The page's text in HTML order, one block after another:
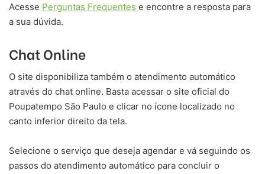
Acesse Perguntas Frequentes e encontre a resposta para
a sua dúvida.
Chat Online
O site disponibiliza também o atendimento automático
através do chat online. Basta acessar o site oficial do
Poupatempo São Paulo e clicar no ícone localizado no
canto inferior direito da tela.
Selecione o serviço que deseja agendar e vá seguindo os
passos do atendimento automático para concluir o